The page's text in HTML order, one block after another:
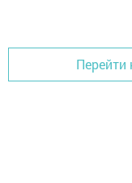
Перейти